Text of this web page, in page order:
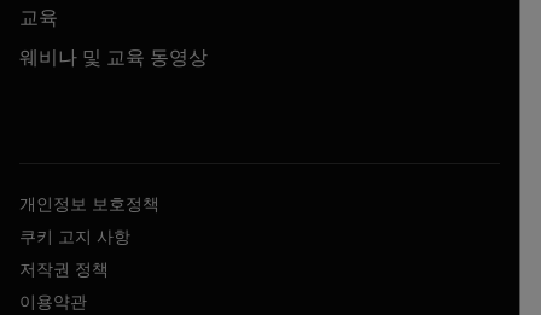
교육
웨비나 및 교육 동영상
개인정보 보호정책
쿠키 고지 사항
저작권 정책
이용약관